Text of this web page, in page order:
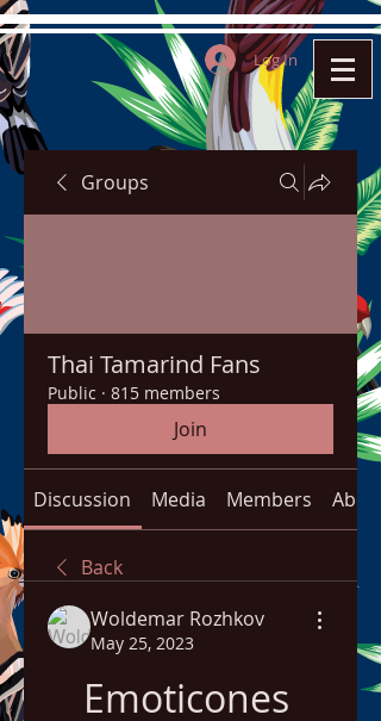
Log In
Groups
Thai Tamarind Fans
Public · 815 members
Join
Discussion Media Members About
Back
Woldemar Rozhkov
May 25, 2023
Emoticones